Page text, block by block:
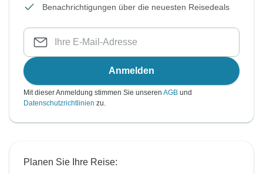
Benachrichtigungen über die neuesten Reisedeals
Anmelden
Mit dieser Anmeldung stimmen Sie unseren AGB und
Datenschutzrichtlinien zu.
Planen Sie Ihre Reise: